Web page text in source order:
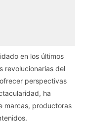
en los últimos
revolucionarias del
perspectivas
ha
marcas, productoras